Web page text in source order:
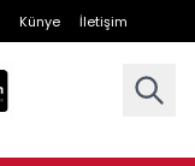
Künye İletişim